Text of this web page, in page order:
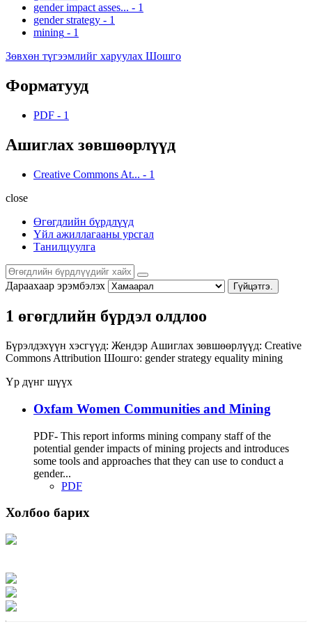
gender impact asses... - 1
gender strategy - 1
mining - 1
Зөвхөн түгээмлийг харуулах Шошго
Форматууд
PDF - 1
Ашиглах зөвшөөрлүүд
Creative Commons At... - 1
close
Өгөгдлийн бүрдлүүд
Үйл ажиллагааны урсгал
Танилцуулга
Дараахаар эрэмбэлэх Гүйцэтгэ.
1 өгөгдлийн бүрдэл олдлоо
Бүрэлдэхүүн хэсгүүд: Жендэр Ашиглах зөвшөөрлүүд: Creative
Commons Attribution Шошго: gender strategy equality mining
Үр дүнг шүүх
Oxfam Women Communities and Mining
PDF- This report informs mining company staff of the
potential gender impacts of mining projects and introduces
some tools and approaches that they can use to conduct a
gender...
PDF
Холбоо барих